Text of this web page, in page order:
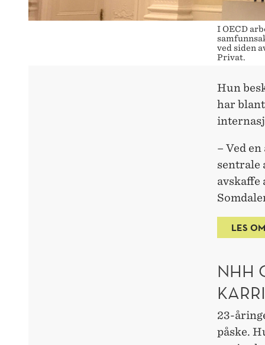
I OECD
ved siden
Privat.
Hun
har
– Ved
sentrale
avskaffe
LES
NHH
23-
påske.